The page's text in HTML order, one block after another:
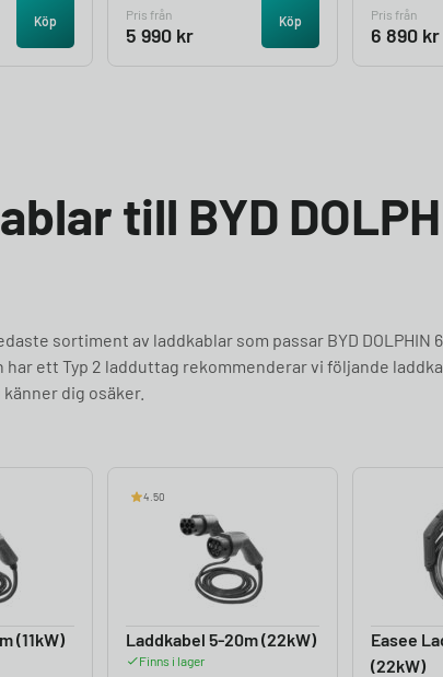
Köp Pris från
5 990 kr
Köp Pris från
6 890 kr
till BYD
sortiment av laddkablar som passar BYD DOLPHIN
har ett Typ 2 ladduttag rekommenderar vi följande
dig osäker.
(11kW)
4.50
Laddkabel 5-20m (22kW)
Finns i lager
Easee
(22kW)